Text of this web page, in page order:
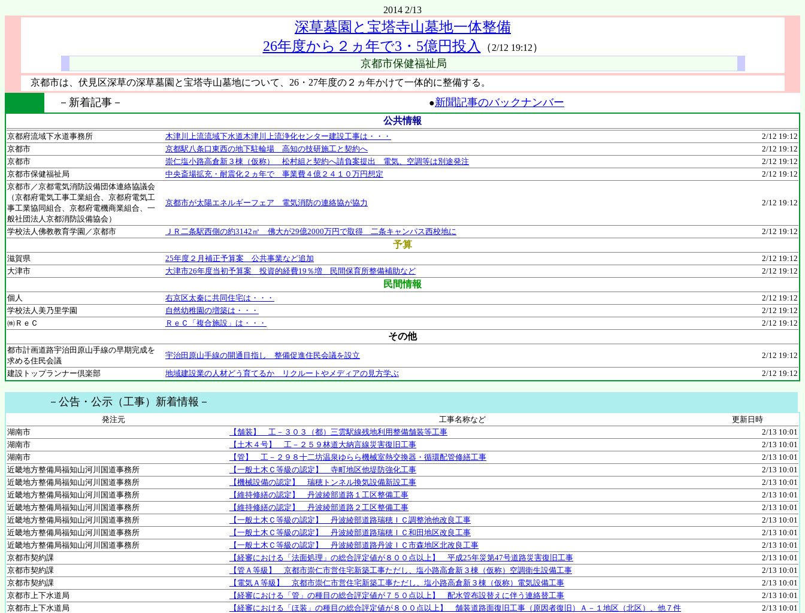
2014 2/13
深草墓園と宝塔寺山墓地一体整備
26年度から２ヵ年で3・5億円投入
（ 2/12 19:12）
京都市保健福祉局
京都市は、伏見区深草の深草墓園と宝塔寺山墓地について、26・27年度の２ヵ年かけて一体的に整備する。
－新着記事－ ●新聞記事のバックナンバー
公共情報
京都府流域下水道事務所 木津川上流流域下水道木津川上流浄化センター建設工事は・・・
2/12 19:12
京都市
京都駅八条口東西の地下駐輪場 高知の技研施工と契約へ
2/12 19:12
京都市
崇仁塩小路高倉新３棟（仮称） 松村組と契約へ請負案提出 電気、空調等は別途発注
2/12 19:12
京都市保健福祉局
中央斎場拡充・耐震化２ヵ年で 事業費４億２４１０万円想定
2/12 19:12
京都市／京都電気消防設備団体連絡協議会
（京都府電気工事工業組合、京都府電気工
事工業協同組合、京都府電機商業組合、一
般社団法人京都消防設備協会）
京都市が太陽エネルギーフェア 電気消防の連絡協が協力 2/12 19:12
学校法人佛教教育学園／京都市 ＪＲ二条駅西側の約3142㎡ 佛大が29億2000万円で取得 二条キャンパス西校地に 2/12 19:12
予算
滋賀県 25年度２月補正予算案 公共事業など追加
2/12 19:12
大津市
大津市26年度当初予算案 投資的経費19％増 民間保育所整備補助など 2/12 19:12
民間情報
個人 右京区太秦に共同住宅は・・・
2/12 19:12
学校法人美乃里学園
自然幼稚園の増築は・・・
2/12 19:12
㈱ＲｅＣ
ＲｅＣ「複合施設」は・・・ 2/12 19:12
その他
都市計画道路宇治田原山手線の早期完成を
求める住民会議
宇治田原山手線の開通目指し 整備促進住民会議を設立
2/12 19:12
建設トップランナー倶楽部
地域建設業の人材どう育てるか リクルートやメディアの見方学ぶ 2/12 19:12
－公告・公示（工事）新着情報－
発注元 工事名称など
更新日時
湖南市
【舗装】 工－３０３（都）三雲駅線残地利用整備舗装等工事
2/13 10:01
湖南市
【土木４号】 工－２５９林道大納言線災害復旧工事
2/13 10:01
湖南市
【管】 工－２９８十二坊温泉ゆらら機械室熱交換器・循環配管修繕工事
2/13 10:01
近畿地方整備局福知山河川国道事務所
【一般土木Ｃ等級の認定】 寺町地区他堤防強化工事
2/13 10:01
近畿地方整備局福知山河川国道事務所
【機械設備の認定】 瑞穂トンネル換気設備新設工事
2/13 10:01
近畿地方整備局福知山河川国道事務所
【維持修繕の認定】 丹波綾部道路１工区整備工事
2/13 10:01
近畿地方整備局福知山河川国道事務所
【維持修繕の認定】 丹波綾部道路２工区整備工事
2/13 10:01
近畿地方整備局福知山河川国道事務所
【一般土木Ｃ等級の認定】 丹波綾部道路瑞穂ＩＣ調整池他改良工事
2/13 10:01
近畿地方整備局福知山河川国道事務所
【一般土木Ｃ等級の認定】 丹波綾部道路瑞穂ＩＣ和田地区改良工事
2/13 10:01
近畿地方整備局福知山河川国道事務所
【一般土木Ｃ等級の認定】 丹波綾部道路丹波ＩＣ市森地区北改良工事
2/13 10:01
京都市契約課
【経審における「法面処理」の総合評定値が８００点以上】 平成25年災第47号道路災害復旧工事
2/13 10:01
京都市契約課
【管Ａ等級】 京都市崇仁市営住宅新築工事ただし、塩小路高倉新３棟（仮称）空調衛生設備工事
2/13 10:01
京都市契約課
【電気Ａ等級】 京都市崇仁市営住宅新築工事ただし、塩小路高倉新３棟（仮称）電気設備工事
2/13 10:01
京都市上下水道局
【経審における「管」の種目の総合評定値が７５０点以上】 配水管布設替えに伴う連絡替工事
2/13 10:01
京都市上下水道局
【経審における「ほ装」の種目の総合評定値が８００点以上】 舗装道路面復旧工事（原因者復旧）Ａ－１地区（北区）、他７件
2/13 10:01